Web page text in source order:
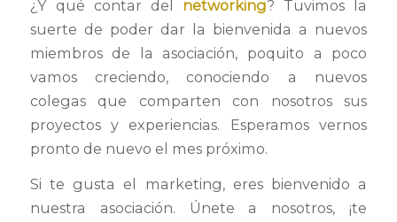
¿Y qué contar del networking? Tuvimos la
suerte de poder dar la bienvenida a nuevos
miembros de la asociación, poquito a poco
vamos creciendo, conociendo a nuevos
colegas que comparten con nosotros sus
proyectos y experiencias. Esperamos vernos
pronto de nuevo el mes próximo.
Si te gusta el marketing, eres bienvenido a
nuestra asociación. Únete a nosotros, ¡te